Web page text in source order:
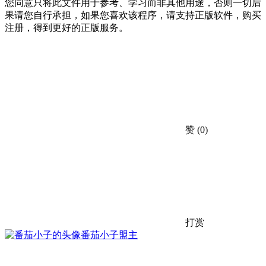
您同意只将此文件用于参考、学习而非其他用途，否则一切后
果请您自行承担，如果您喜欢该程序，请支持正版软件，购买
注册，得到更好的正版服务。
赞 (0)
打赏
番茄小子盟主